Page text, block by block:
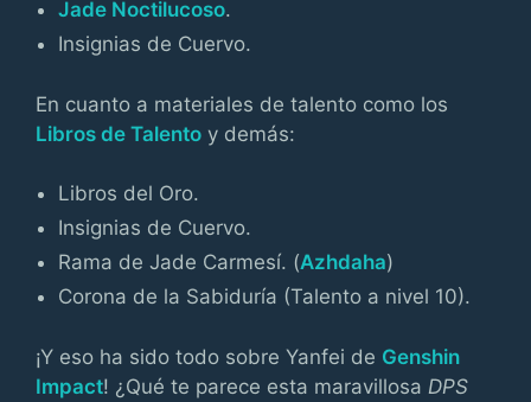
Jade Noctilucoso.
Insignias de Cuervo.
En cuanto a materiales de talento como los
Libros de Talento y demás:
Libros del Oro.
Insignias de Cuervo.
Rama de Jade Carmesí. (Azhdaha)
Corona de la Sabiduría (Talento a nivel 10).
¡Y eso ha sido todo sobre Yanfei de Genshin
Impact! ¿Qué te parece esta maravillosa DPS